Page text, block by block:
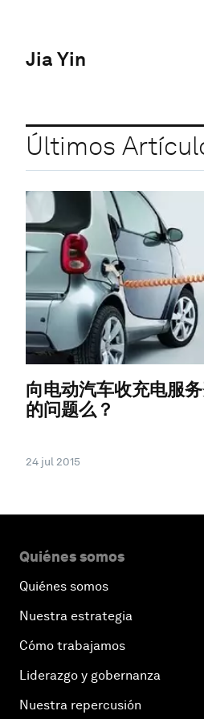
Jia Yin
Últimos
向电动汽车收充电服
的问题么？
24 jul 2015
Quiénes somos
Quiénes somos
Nuestra estrategia
Cómo trabajamos
Liderazgo y gobernanza
Nuestra repercusión